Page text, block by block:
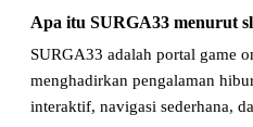
Apa itu SURGA33 menurut
SURGA33 adalah portal game
menghadirkan pengalaman
interaktif, navigasi sederhana,